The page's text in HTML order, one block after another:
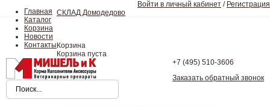
Главная
Каталог
Корзина
Новости
Контакты
Войти в личный кабинет / Регистрация
СКЛАД Домодедово
Корзина
Корзина пуста
+7 (495) 510-3606
Заказать обратный звонок